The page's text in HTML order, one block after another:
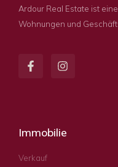
Ardour Real Estate ist
Wohnungen und
Immobilie
Verkauf